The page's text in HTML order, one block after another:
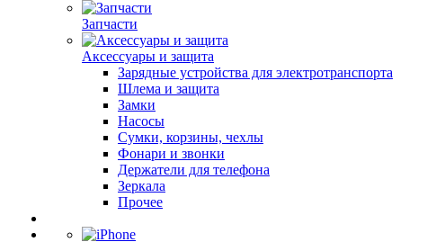
Запчасти
Аксессуары и защита
Зарядные устройства для электротранспорта
Шлема и защита
Замки
Насосы
Сумки, корзины, чехлы
Фонари и звонки
Держатели для телефона
Зеркала
Прочее